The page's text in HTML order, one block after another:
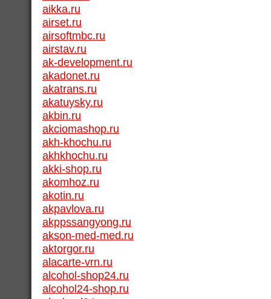
aikka.ru
airset.ru
airsoftmbc.ru
airstav.ru
ak-development.ru
akadonet.ru
akatrans.ru
akatuysky.ru
akbin.ru
akciomashop.ru
akh-khochu.ru
akhkhochu.ru
akki-shop.ru
akomhoz.ru
akotin.ru
akpavlova.ru
akppssangyong.ru
akson-med-med.ru
aktorgor.ru
alacarte-vrn.ru
alcohol-shop24.ru
alcohol24-shop.ru